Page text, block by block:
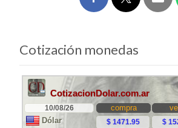
Cotización monedas